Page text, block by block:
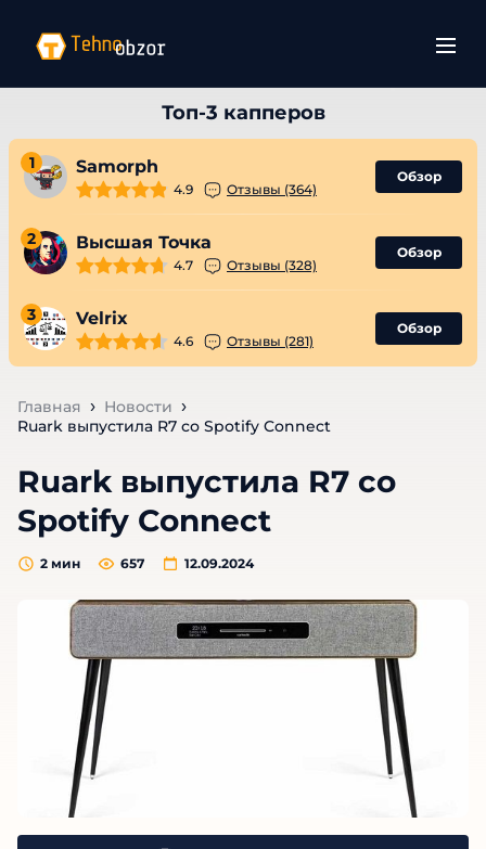
1 Samorph
4.9 Отзывы (364)
Обзор
2 Высшая Точка
4.7 Отзывы (328)
Обзор
3 Velrix
4.6 Отзывы (281)
Обзор
Главная
Новости
Ruark выпустила R7 со Spotify Connect
Ruark выпустила R7 со
Spotify Connect
12.09.2024
2 мин 657